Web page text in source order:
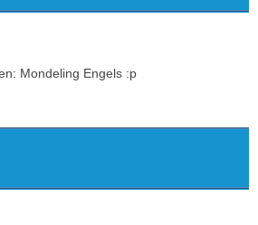
Mondeling Engels :p